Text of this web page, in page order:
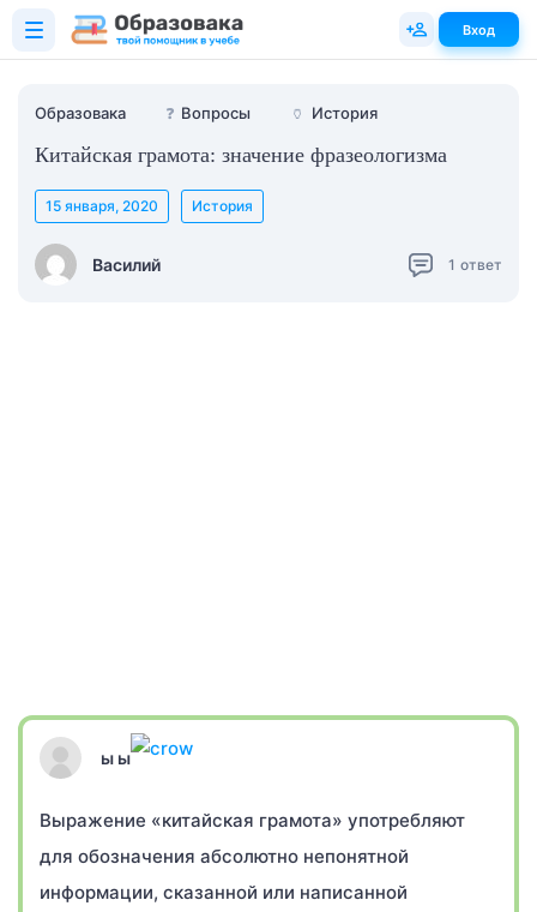
Образовака ❓ Вопросы 🏺 История
Китайская грамота: значение фразеологизма
Василий
15 января, 2020 История
1 ответ
ы ы
Выражение «китайская грамота» употребляют
для обозначения абсолютно непонятной
информации, сказанной или написанной
Вход